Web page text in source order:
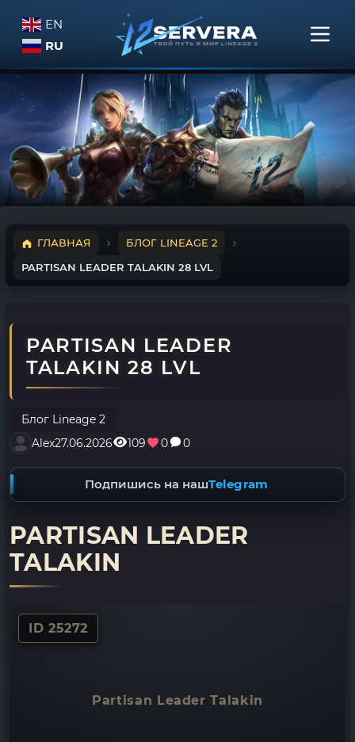
EN
RU
ГЛАВНАЯ
БЛОГ LINEAGE 2
PARTISAN LEADER TALAKIN 28 LVL
PARTISAN LEADER
TALAKIN 28 LVL
Блог Lineage 2
Alex27.06.2026 109 0 0
Подпишись на нашTelegram
PARTISAN LEADER
TALAKIN
ID 25272
Partisan Leader Talakin